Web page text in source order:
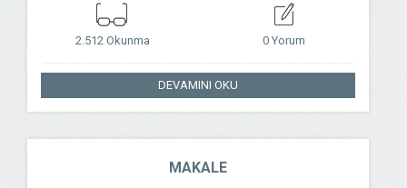
2.512 Okunma 0 Yorum
DEVAMINI OKU
MAKALE